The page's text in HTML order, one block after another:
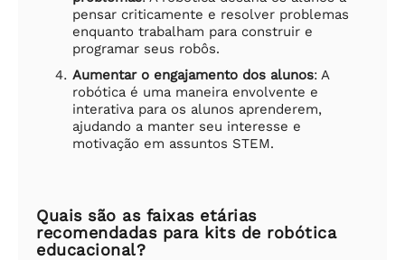
pensar criticamente e resolver problemas
enquanto trabalham para construir e
programar seus robôs.
Aumentar o engajamento dos alunos: A
robótica é uma maneira envolvente e
interativa para os alunos aprenderem,
ajudando a manter seu interesse e
motivação em assuntos STEM.
Quais são as faixas etárias
recomendadas para kits de robótica
educacional?